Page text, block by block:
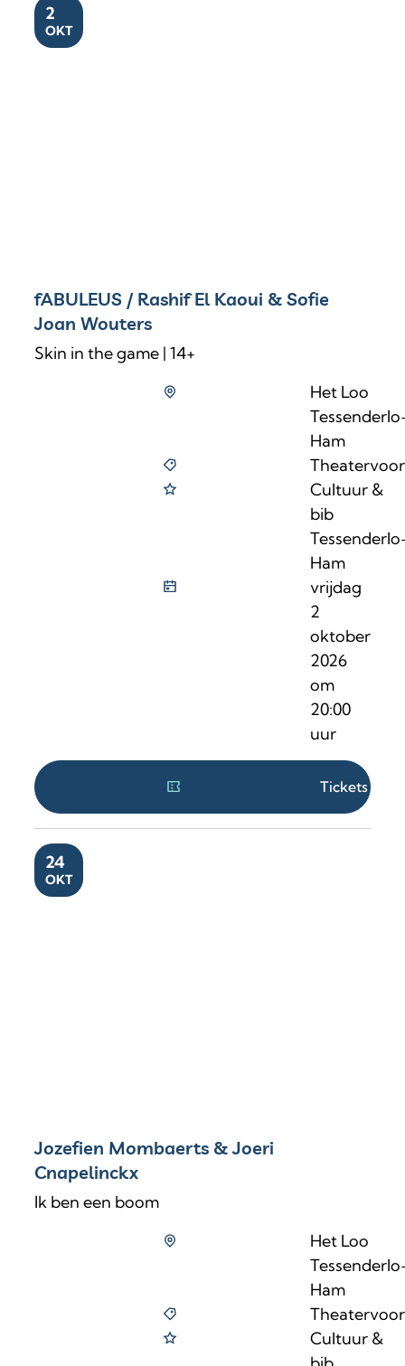
VR
2
OKT
fABULEUS / Rashif El Kaoui & Sofie
Joan Wouters
Skin in the game | 14+
Het Loo
Ham
Cultuur &
bib
Ham
vrijdag
2
oktober
2026
om
20:00
uur
Tickets
ZA
24
OKT
Jozefien Mombaerts & Joeri
Cnapelinckx
Ik ben een boom
Het Loo
Ham
Cultuur &